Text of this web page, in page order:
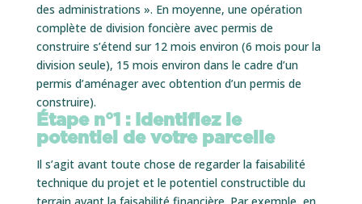
des administrations ». En moyenne, une opération
complète de division foncière avec permis de
construire s’étend sur 12 mois environ (6 mois pour la
division seule), 15 mois environ dans le cadre d’un
permis d’aménager avec obtention d’un permis de
construire).
Étape n°1 : Identifiez le
potentiel de votreparcelle
Il s’agit avant toute chose de regarder la faisabilité
technique du projet et le potentiel constructible du